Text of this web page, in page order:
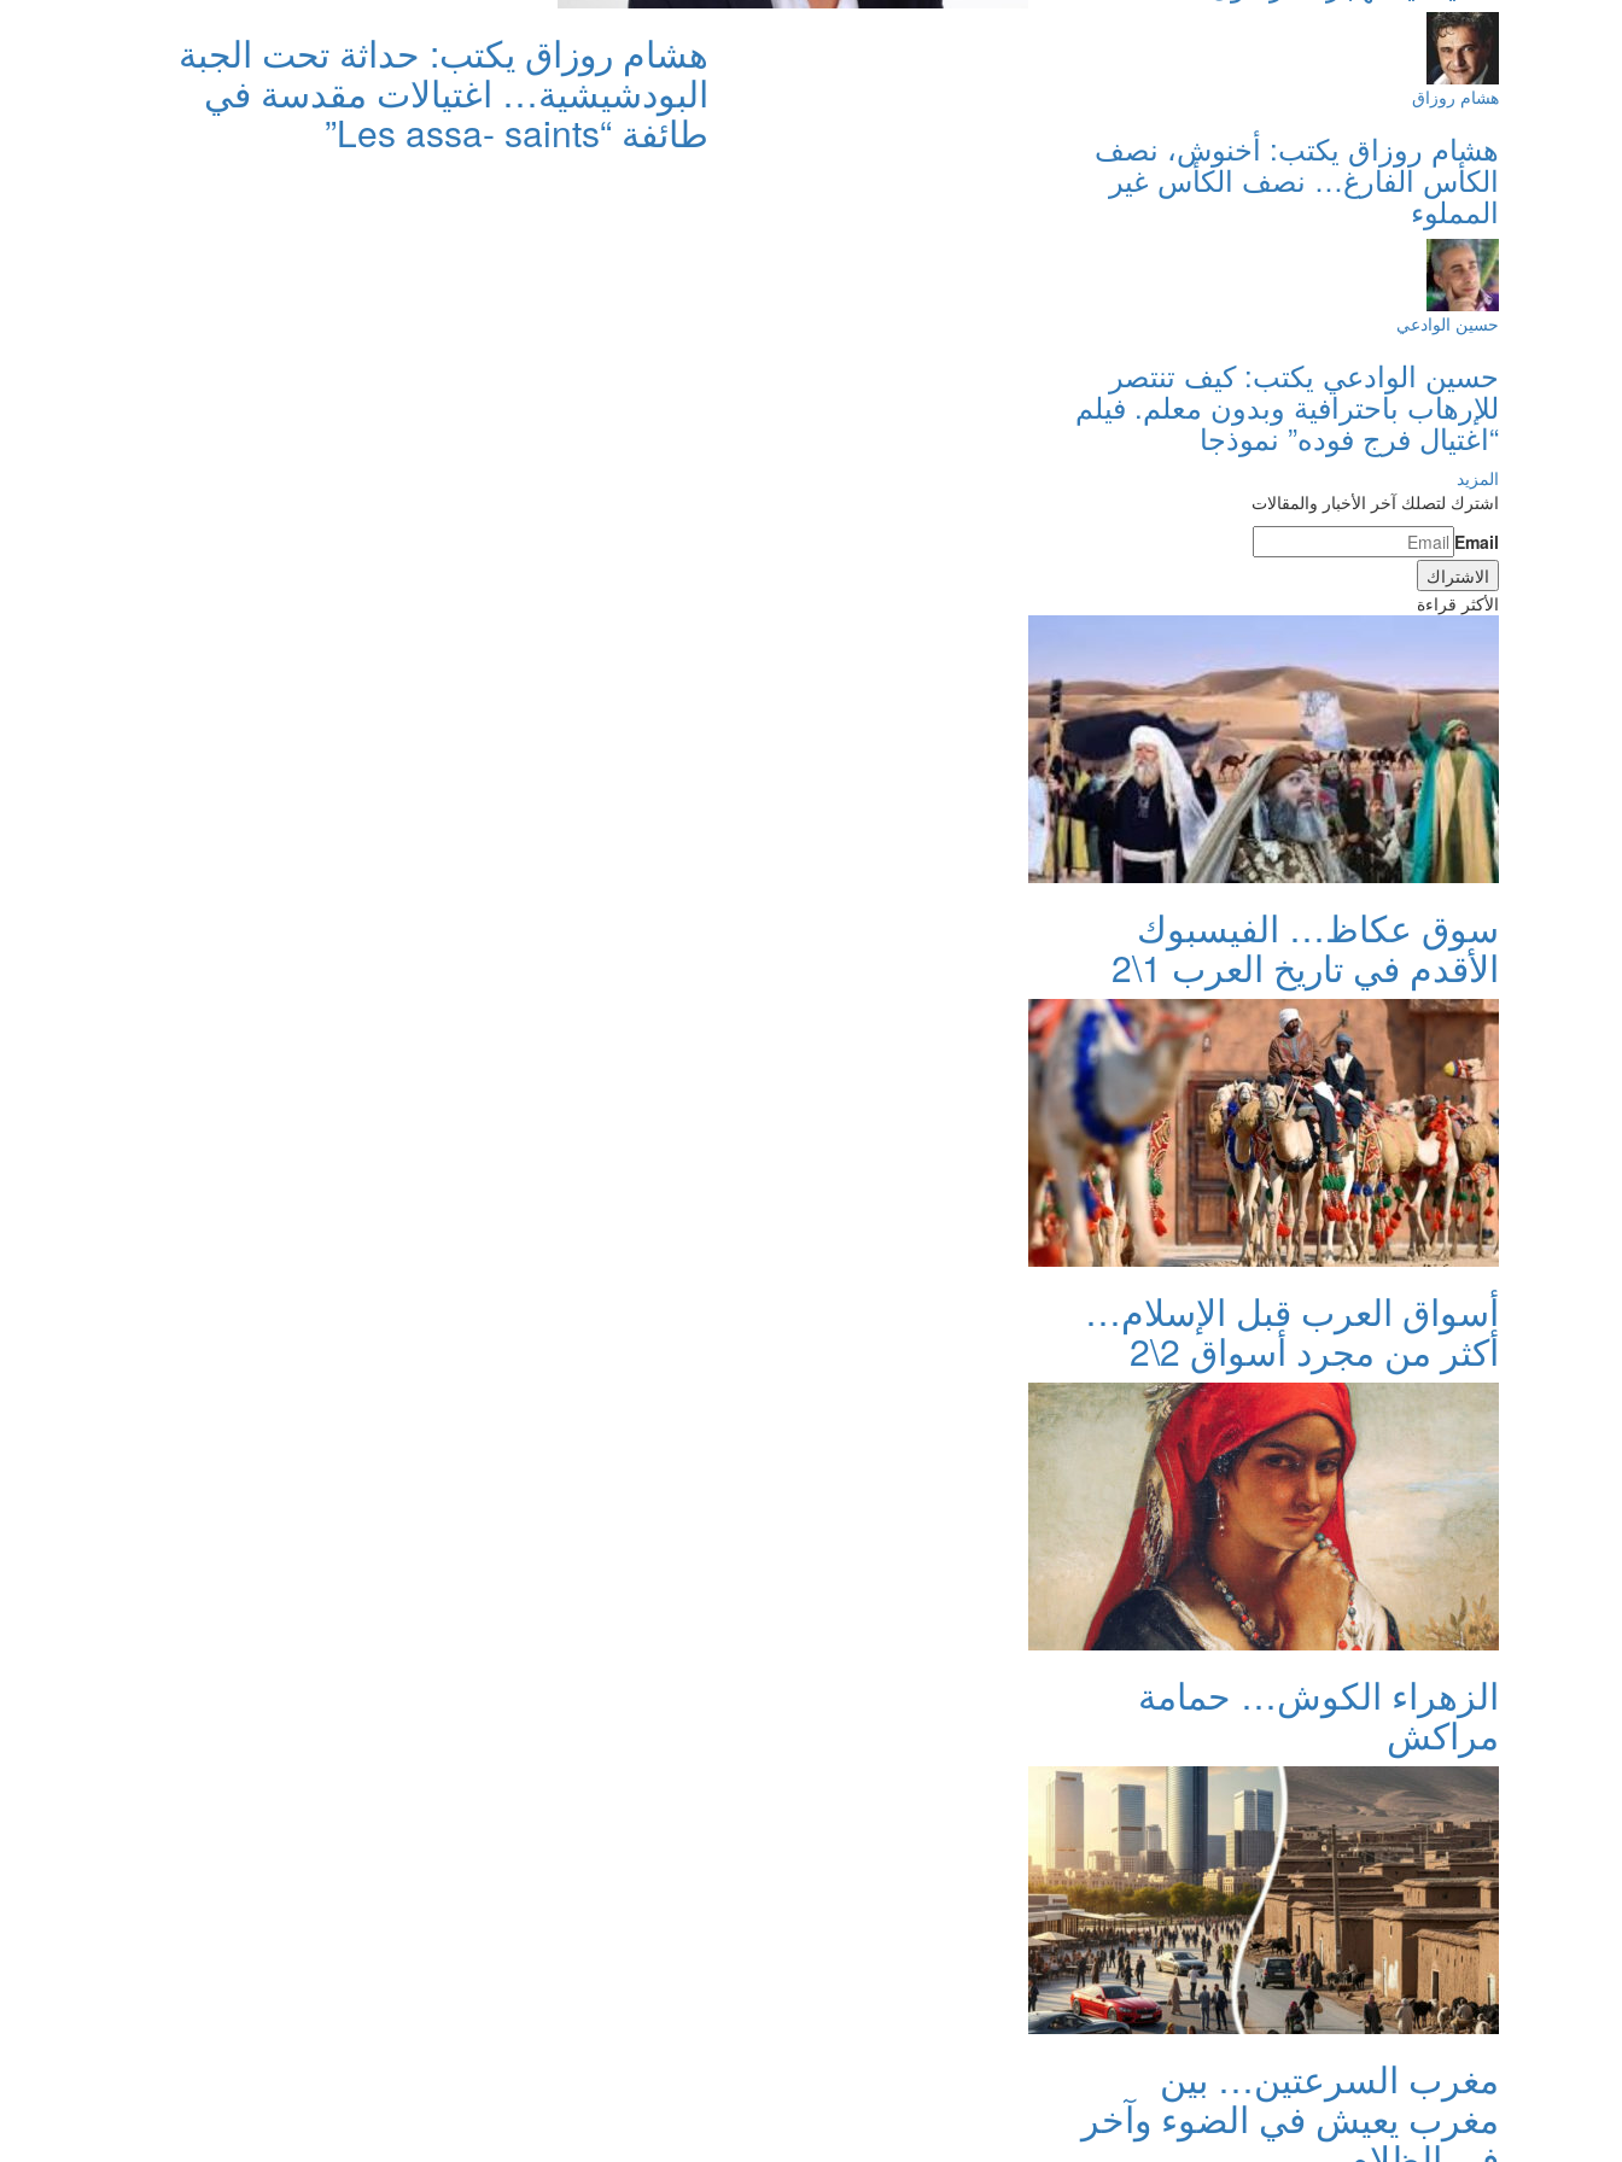
هشام روزاق يكتب: حداثة تحت الجبة
البودشيشية… اغتيالات مقدسة في
طائفة “Les assa- saints”
هشام روزاق
هشام روزاق يكتب: أخنوش، نصف
الكأس الفارغ… نصف الكأس غير
المملوء
حسين الوادعي
حسين الوادعي يكتب: كيف تنتصر
للإرهاب باحترافية وبدون معلم. فيلم
“اغتيال فرج فوده” نموذجا
المزيد
اشترك لتصلك آخر الأخبار والمقالات
Email
الأكثر قراءة
سوق عكاظ… الفيسبوك
الأقدم في تاريخ العرب 1\2
أسواق العرب قبل الإسلام…
أكثر من مجرد أسواق 2\2
الزهراء الكوش… حمامة
مراكش
مغرب السرعتين… بين
مغرب يعيش في الضوء وآخر